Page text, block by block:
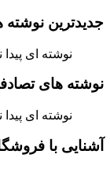
جدیدترین نوشته
نوشته ای
نوشته های
نوشته ای
آشنایی با